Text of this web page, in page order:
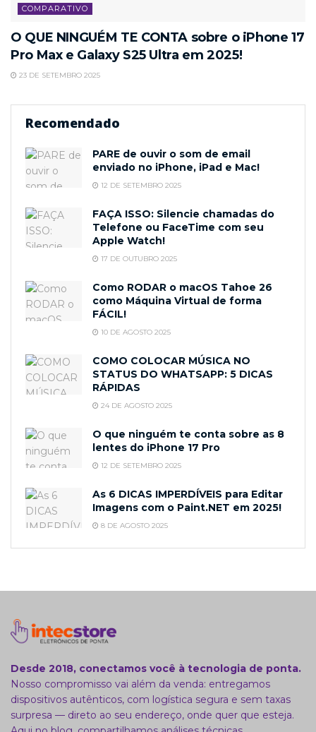
COMPARATIVO
O QUE NINGUÉM TE CONTA sobre o iPhone 17
Pro Max e Galaxy S25 Ultra em 2025!
23 DE SETEMBRO 2025
Recomendado
PARE de ouvir o som de email
enviado no iPhone, iPad e Mac!
12 DE SETEMBRO 2025
FAÇA ISSO: Silencie chamadas do
Telefone ou FaceTime com seu
Apple Watch!
17 DE OUTUBRO 2025
Como RODAR o macOS Tahoe 26
como Máquina Virtual de forma
FÁCIL!
10 DE AGOSTO 2025
COMO COLOCAR MÚSICA NO
STATUS DO WHATSAPP: 5 DICAS
RÁPIDAS
24 DE AGOSTO 2025
O que ninguém te conta sobre as 8
lentes do iPhone 17 Pro
12 DE SETEMBRO 2025
As 6 DICAS IMPERDÍVEIS para Editar
Imagens com o Paint.NET em 2025!
8 DE AGOSTO 2025
Desde 2018, conectamos você à tecnologia de ponta.
Nosso compromisso vai além da venda: entregamos
dispositivos autênticos, com logística segura e sem taxas
surpresa — direto ao seu endereço, onde quer que esteja.